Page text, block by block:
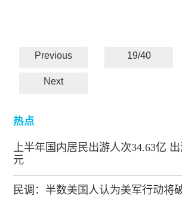
Previous 19/40
Next
热点
上半年国内居民出游人次34.63亿 出
元
民调：半数美国人认为美军行动将